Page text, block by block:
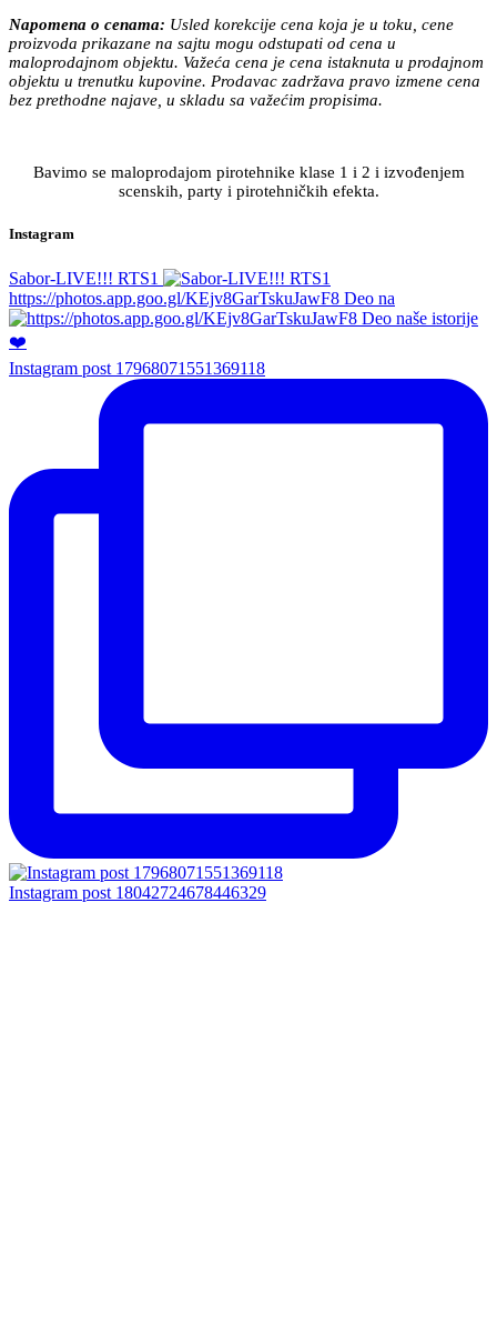
Napomena o cenama: Usled korekcije cena koja je u toku, cene
proizvoda prikazane na sajtu mogu odstupati od cena u
maloprodajnom objektu. Važeća cena je cena istaknuta u prodajnom
objektu u trenutku kupovine. Prodavac zadržava pravo izmene cena
bez prethodne najave, u skladu sa važećim propisima.
Bavimo se maloprodajom pirotehnike klase 1 i 2 i izvođenjem
scenskih, party i pirotehničkih efekta.
Instagram
Sabor-LIVE!!! RTS1
https://photos.app.goo.gl/KEjv8GarTskuJawF8 Deo na
Instagram post 17968071551369118
Instagram post 18042724678446329